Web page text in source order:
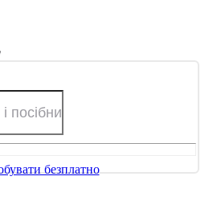
безплатно